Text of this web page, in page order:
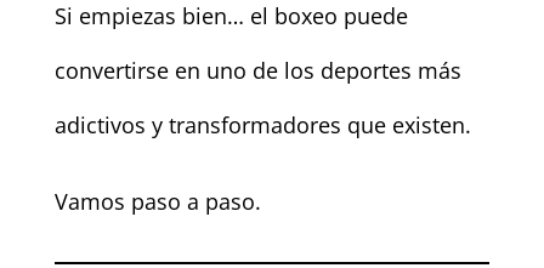
Si empiezas bien… el boxeo puede
convertirse en uno de los deportes más
adictivos y transformadores que existen.
Vamos paso a paso.